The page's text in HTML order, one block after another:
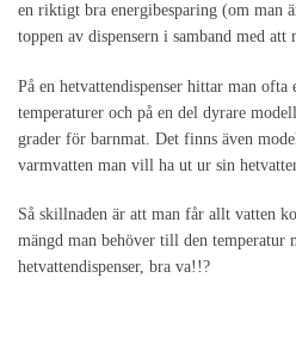
en riktigt bra energibesparing (om man
toppen av dispensern i samband med att
På en hetvattendispenser hittar man
temperaturer och på en del dyrare
grader för barnmat. Det finns även
varmvatten man vill ha ut ur sin
Så skillnaden är att man får allt vatten
mängd man behöver till den temperatur
hetvattendispenser, bra va!!?